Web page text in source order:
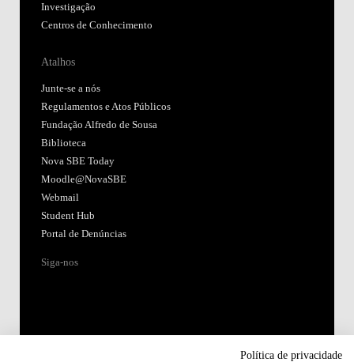
Investigação
Centros de Conhecimento
Atalhos
Junte-se a nós
Regulamentos e Atos Públicos
Fundação Alfredo de Sousa
Biblioteca
Nova SBE Today
Moodle@NovaSBE
Webmail
Student Hub
Portal de Denúncias
Siga-nos
Política de privacidade